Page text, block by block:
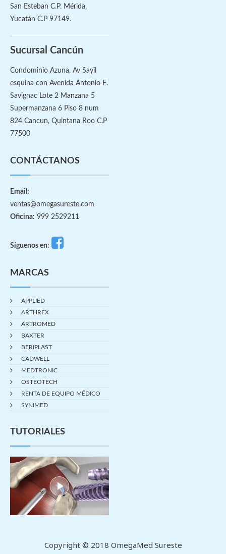
San Esteban C.P. Mérida,
Yucatán C.P 97149.
Sucursal Cancún
Condominio Azuna, Av Sayil
esquina con Avenida Antonio E.
Savignac Lote 2 Manzana 5
Supermanzana 6 Piso 8 num
824 Cancun, Quintana Roo C.P
77500
CONTÁCTANOS
Email:
ventas@omegasureste.com
Oficina: 999 2529211
Síguenos en:
MARCAS
APPLIED
ARTHREX
ARTROMED
BAXTER
BERIPLAST
CADWELL
MEDTRONIC
OSTEOTECH
RENTA DE EQUIPO MÉDICO
SYNIMED
TUTORIALES
Copyright © 2018 OmegaMed Sureste